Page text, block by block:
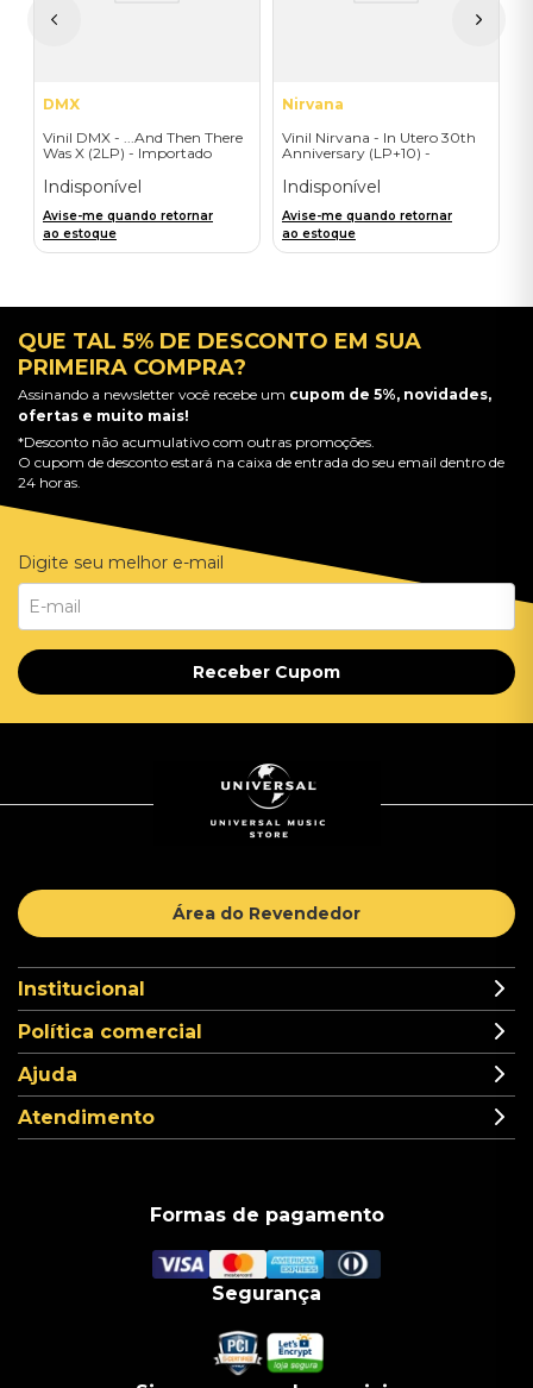
DMX
Vinil DMX - ...And Then There
Was X (2LP) - Importado
Indisponível
Avise-me quando retornar
ao estoque
Nirvana
Vinil Nirvana - In Utero 30th
Anniversary (LP+10) -
Indisponível
Avise-me quando retornar
ao estoque
QUE TAL 5% DE DESCONTO EM SUA
PRIMEIRA COMPRA?
Assinando a newsletter você recebe um cupom de 5%, novidades,
ofertas e muito mais!
*Desconto não acumulativo com outras promoções.
O cupom de desconto estará na caixa de entrada do seu email dentro de
24 horas.
Digite seu melhor e-mail
Receber Cupom
Área do Revendedor
Institucional
Política comercial
Ajuda
Atendimento
Formas de pagamento
Segurança